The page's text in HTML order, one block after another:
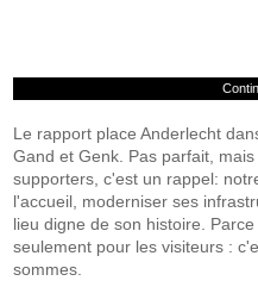
Le rapport place Anderlecht
Gand et Genk. Pas parfait,
supporters, c'est un rappel:
l'accueil, moderniser ses
lieu digne de son histoire.
seulement pour les visiteurs :
sommes.